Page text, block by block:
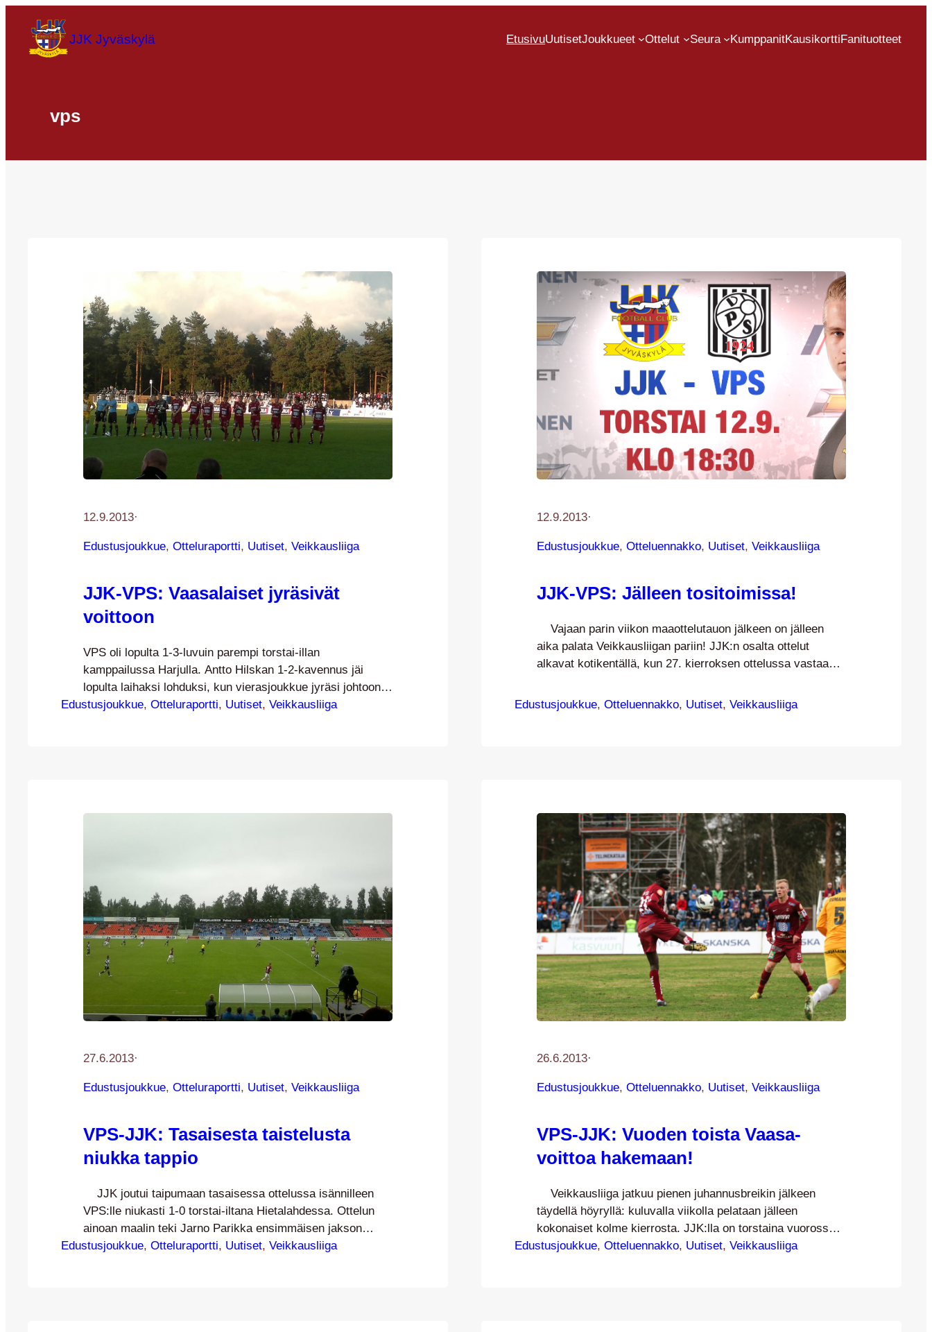
sisältöön
JJK Jyväskylä EtusivuUutisetJoukkueet Ottelut Seura KumppanitKausikorttiFanituotteet
vps
12.9.2013·
Edustusjoukkue, Otteluraportti, Uutiset, Veikkausliiga
JJK-VPS: Vaasalaiset jyräsivät
voittoon
VPS oli lopulta 1-3-luvuin parempi torstai-illan
kamppailussa Harjulla. Antto Hilskan 1-2-kavennus jäi
lopulta laihaksi lohduksi, kun vierasjoukkue jyräsi johtoon
Tomi Ameobin ja Steven Morrisseyn maaleilla.
Edustusjoukkue, Otteluraportti, Uutiset, Veikkausliiga
12.9.2013·
Edustusjoukkue, Otteluennakko, Uutiset, Veikkausliiga
JJK-VPS: Jälleen tositoimissa!
Vajaan parin viikon maaottelutauon jälkeen on jälleen
aika palata Veikkausliigan pariin! JJK:n osalta ottelut
alkavat kotikentällä, kun 27. kierroksen ottelussa vastaan
kauden aikana jo peräti kolme kertaa: kahdesti liigassa ja
kertaalleen Suomen Cupissa. Liigakoitoksista VPS on
Edustusjoukkue, Otteluennakko, Uutiset, Veikkausliiga
27.6.2013·
Edustusjoukkue, Otteluraportti, Uutiset, Veikkausliiga
VPS-JJK: Tasaisesta taistelusta
niukka tappio
JJK joutui taipumaan tasaisessa ottelussa isännilleen
VPS:lle niukasti 1-0 torstai-iltana Hietalahdessa. Ottelun
ainoan maalin teki Jarno Parikka ensimmäisen jakson
puolivälissä. Isännät olivat vahvempia ensimmäisellä,
Edustusjoukkue, Otteluraportti, Uutiset, Veikkausliiga
26.6.2013·
Edustusjoukkue, Otteluennakko, Uutiset, Veikkausliiga
VPS-JJK: Vuoden toista Vaasa-
voittoa hakemaan!
Veikkausliiga jatkuu pienen juhannusbreikin jälkeen
täydellä höyryllä: kuluvalla viikolla pelataan jälleen
kokonaiset kolme kierrosta. JJK:lla on torstaina vuorossa
vierasreissu ja suuntana Vaasa. JJK ja VPS ovat
Edustusjoukkue, Otteluennakko, Uutiset, Veikkausliiga